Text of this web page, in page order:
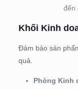
đến
Khối Kinh
Đảm bảo sản
quả.
Phòng Kinh